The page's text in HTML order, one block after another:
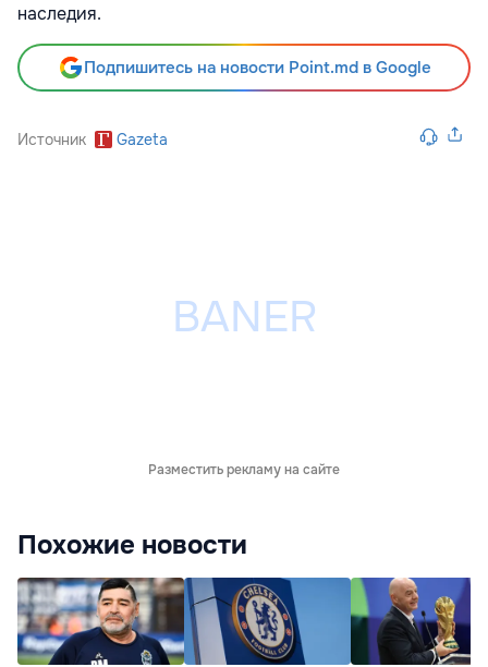
наследия.
Подпишитесь на новости Point.md в Google
Источник Gazeta
Разместить рекламу на сайте
Похожие новости